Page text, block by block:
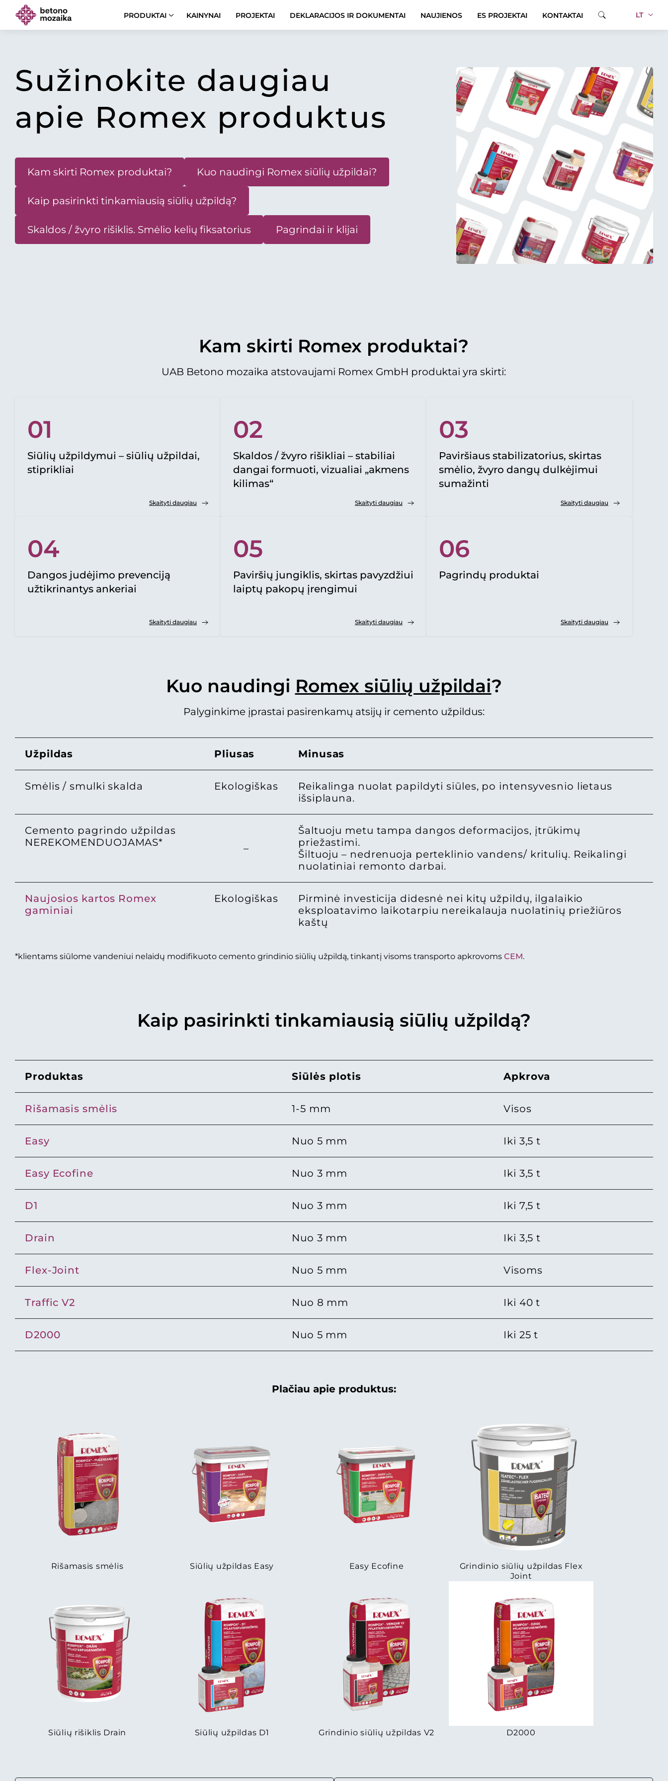
PRODUKTAI KAINYNAI PROJEKTAI DEKLARACIJOS IR DOKUMENTAI NAUJIENOS ES PROJEKTAI KONTAKTAI LT
Sužinokite daugiau
apie Romex produktus
Kam skirti Romex produktai? Kuo naudingi Romex siūlių užpildai?
Kaip pasirinkti tinkamiausią siūlių užpildą?
Skaldos / žvyro rišiklis. Smėlio kelių fiksatorius Pagrindai ir klijai
Kam skirti Romex produktai?
UAB Betono mozaika atstovaujami Romex GmbH produktai yra skirti:
01
Siūlių užpildymui – siūlių užpildai,
stiprikliai
Skaityti daugiau
02
Skaldos / žvyro rišikliai – stabiliai
dangai formuoti, vizualiai „akmens
kilimas“
Skaityti daugiau
03
Paviršiaus stabilizatorius, skirtas
smėlio, žvyro dangų dulkėjimui
sumažinti
Skaityti daugiau
04
Dangos judėjimo prevenciją
užtikrinantys ankeriai
Skaityti daugiau
05
Paviršių jungiklis, skirtas pavyzdžiui
laiptų pakopų įrengimui
Skaityti daugiau
06
Pagrindų produktai
Skaityti daugiau
Kuo naudingi Romex siūlių užpildai?
Palyginkime įprastai pasirenkamų atsijų ir cemento užpildus:
Užpildas Pliusas Minusas
Smėlis / smulki skalda Ekologiškas
Reikalinga nuolat papildyti siūles, po intensyvesnio lietaus
išsiplauna.
Cemento pagrindo užpildas
NEREKOMENDUOJAMAS*
–
Šaltuoju metu tampa dangos deformacijos, įtrūkimų
priežastimi.
Šiltuoju – nedrenuoja perteklinio vandens/ kritulių. Reikalingi
nuolatiniai remonto darbai.
Naujosios kartos Romex
gaminiai
Ekologiškas
Pirminė investicija didesnė nei kitų užpildų, ilgalaikio
eksploatavimo laikotarpiu nereikalauja nuolatinių priežiūros
kaštų
*klientams siūlome vandeniui nelaidų modifikuoto cemento grindinio siūlių užpildą, tinkantį visoms transporto apkrovoms CEM.
Kaip pasirinkti tinkamiausią siūlių užpildą?
Produktas Siūlės plotis Apkrova
Rišamasis smėlis 1-5 mm Visos
Easy Nuo 5 mm Iki 3,5 t
Easy Ecofine Nuo 3 mm Iki 3,5 t
D1 Nuo 3 mm Iki 7,5 t
Drain Nuo 3 mm Iki 3,5 t
Flex-Joint Nuo 5 mm Visoms
Traffic V2 Nuo 8 mm Iki 40 t
D2000 Nuo 5 mm Iki 25 t
Plačiau apie produktus:
Rišamasis smėlis Siūlių užpildas Easy Easy Ecofine
Grindinio siūlių užpildas Flex
Joint
Siūlių rišiklis Drain Siūlių užpildas D1 Grindinio siūlių užpildas V2 D2000